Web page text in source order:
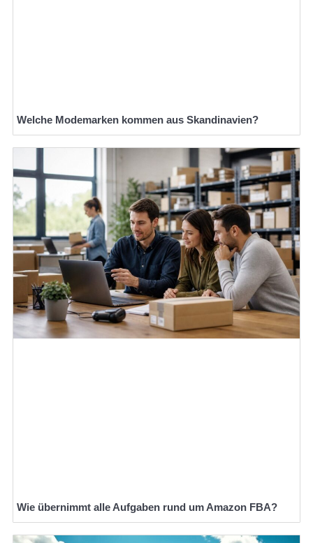
Welche Modemarken kommen aus Skandinavien?
Wie übernimmt alle Aufgaben rund um Amazon FBA?